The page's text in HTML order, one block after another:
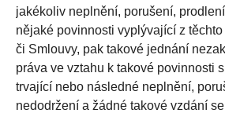
jakékoliv neplnění, porušení,
nějaké povinnosti vyplývající z
či Smlouvy, pak takové jednání
práva ve vztahu k takové povinnosti
trvající nebo následné neplnění,
nedodržení a žádné takové vzdání